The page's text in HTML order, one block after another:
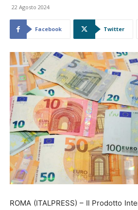
22 Agosto 2024
Facebook Twitter
ROMA (ITALPRESS) – Il Prodotto